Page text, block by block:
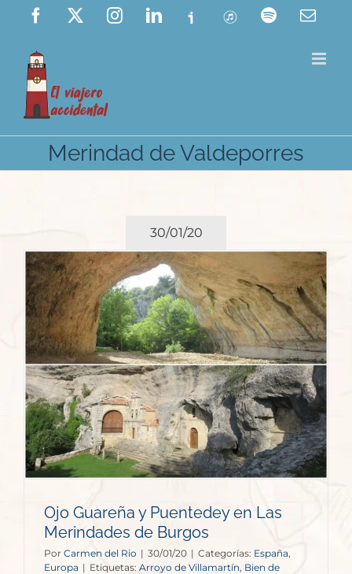
Saltar
contenido
Facebook InstagramLinkedIn
Ivoox ITunes Spotify
Merindad de Valdeporres
30/01/20
Ojo Guareña y Puentedey en Las
Merindades de Burgos
Por Carmen del Rio | 30/01/20 | Categorías: España,
Europa | Etiquetas: Arroyo de Villamartín, Bien de